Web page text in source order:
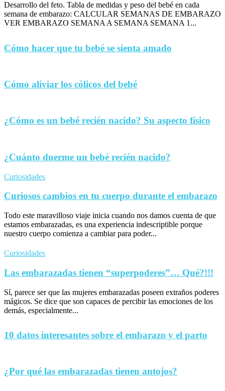
Desarrollo del feto. Tabla de medidas y peso del bebé en cada
semana de embarazo: CALCULAR SEMANAS DE EMBARAZO
VER EMBARAZO SEMANA A SEMANA SEMANA 1...
Cómo hacer que tu bebé se sienta amado
Cómo aliviar los cólicos del bebé
¿Cómo es un bebé recién nacido? Su aspecto físico
¿Cuánto duerme un bebé recién nacido?
Curiosidades
Curiosos cambios en tu cuerpo durante el embarazo
Todo este maravilloso viaje inicia cuando nos damos cuenta de que
estamos embarazadas, es una experiencia indescriptible porque
nuestro cuerpo comienza a cambiar para poder...
Curiosidades
Las embarazadas tienen “superpoderes”… Qué?!!!
Sí, parece ser que las mujeres embarazadas poseen extraños poderes
mágicos. Se dice que son capaces de percibir las emociones de los
demás, especialmente...
10 datos interesantes sobre el embarazo y el parto
¿Por qué las embarazadas tienen antojos?